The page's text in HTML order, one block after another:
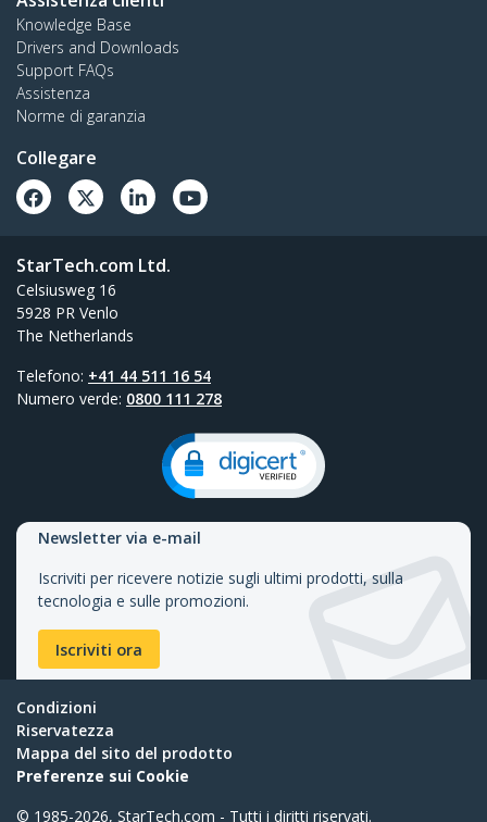
Knowledge Base
Drivers and Downloads
Support FAQs
Assistenza
Norme di garanzia
Collegare
StarTech.com Ltd.
Celsiusweg 16
5928 PR Venlo
The Netherlands
Telefono: +41 44 511 16 54
Numero verde: 0800 111 278
Newsletter via e-mail
Iscriviti per ricevere notizie sugli ultimi prodotti, sulla
tecnologia e sulle promozioni.
Iscriviti ora
Condizioni
Riservatezza
Mappa del sito del prodotto
Preferenze sui Cookie
© 1985-2026, StarTech.com - Tutti i diritti riservati.